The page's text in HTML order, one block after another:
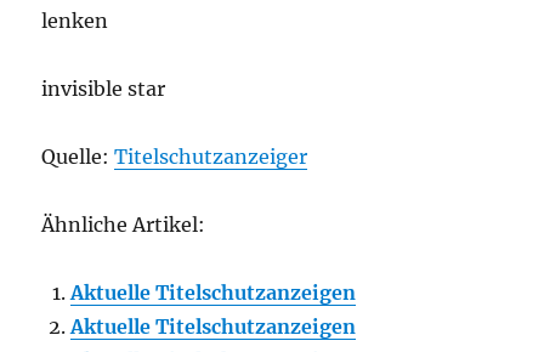
lenken
invisible star
Quelle:Titelschutzanzeiger
Ähnliche Artikel:
Aktuelle Titelschutzanzeigen
Aktuelle Titelschutzanzeigen